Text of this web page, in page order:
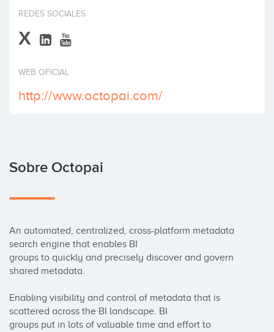
Invertir
REDES SOCIALES
X
WEB OFICIAL
http://www.octopai.com/
Sobre Octopai
An automated, centralized, cross-platform metadata
search engine that enables BI
groups to quickly and precisely discover and govern
shared metadata.
Enabling visibility and control of metadata that is
scattered across the BI landscape. BI
groups put in lots of valuable time and effort to